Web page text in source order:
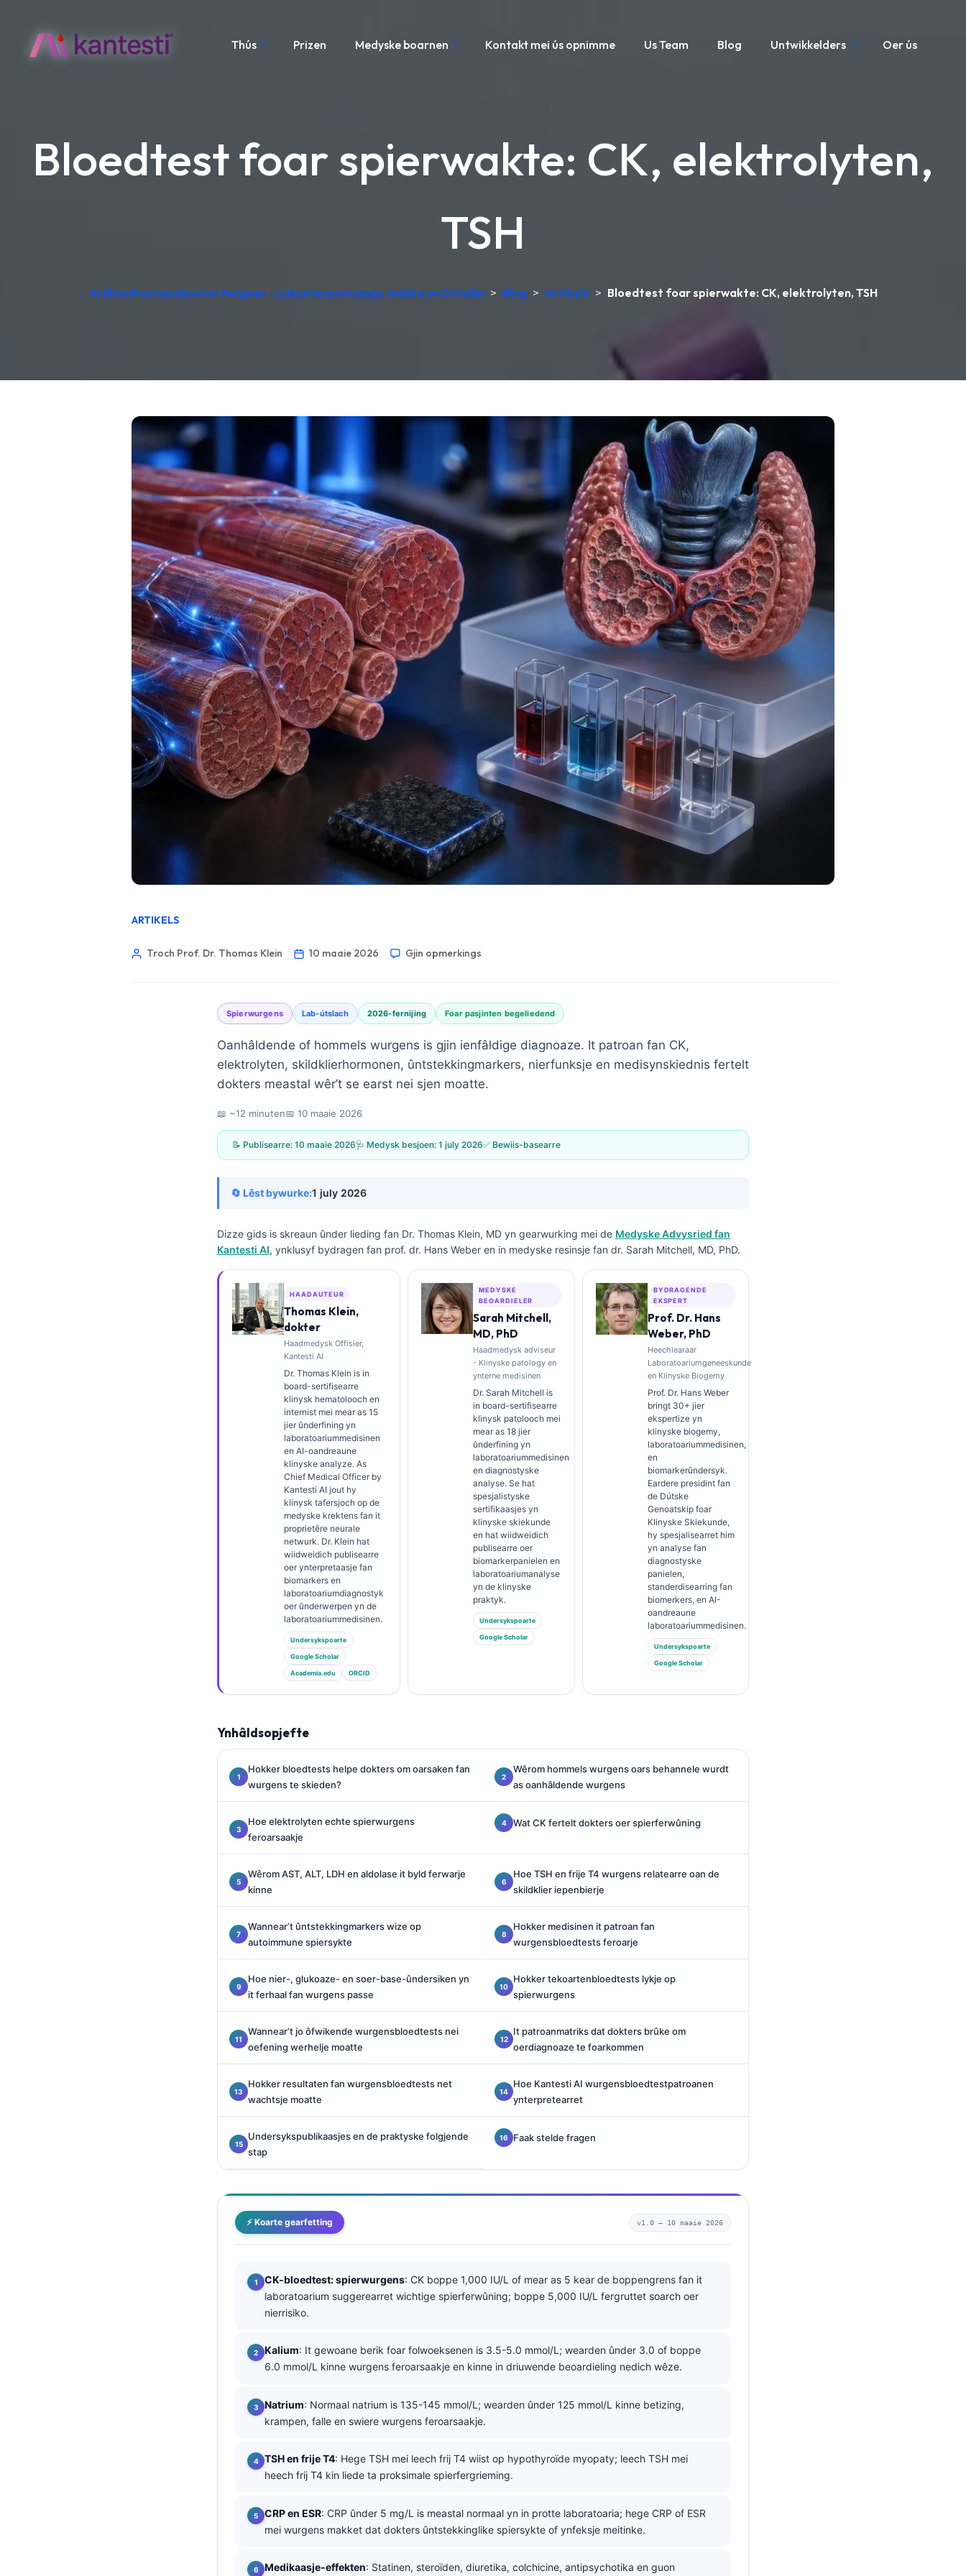
Thús Prizen Medyske boarnen Kontakt mei ús opnimme Us Team Blog Untwikkelders Oer ús
Bloedtest foar spierwakte: CK, elektrolyten,
TSH
AI Bloedtestanalysator Fergees - Labynterpretaasje, makke yn Dútslân > Blog > Artikels > Bloedtest foar spierwakte: CK, elektrolyten, TSH
ARTIKELS
Troch Prof. Dr. Thomas Klein 10 maaie 2026 Gjin opmerkings
Spierwurgens Lab-útslach 2026-fernijing Foar pasjinten begeliedend
Oanhâldende of hommels wurgens is gjin ienfâldige diagnoaze. It patroan fan CK,
elektrolyten, skildklierhormonen, ûntstekkingmarkers, nierfunksje en medisynskiednis fertelt
dokters meastal wêr’t se earst nei sjen moatte.
📖 ~12 minuten📅 10 maaie 2026
📝 Publisearre: 10 maaie 2026🩺 Medysk besjoen: 1 july 2026✅ Bewiis-basearre
🔄 Lêst bywurke:1 july 2026
Dizze gids is skreaun ûnder lieding fan Dr. Thomas Klein, MD yn gearwurking mei de Medyske Advysried fan
Kantesti AI, ynklusyf bydragen fan prof. dr. Hans Weber en in medyske resinsje fan dr. Sarah Mitchell, MD, PhD.
HAADAUTEUR
Thomas Klein,
dokter
Haadmedysk Offisier,
Kantesti AI
Dr. Thomas Klein is in
board-sertifisearre
klinysk hematolooch en
internist mei mear as 15
jier ûnderfining yn
laboratoariummedisinen
en AI-oandreaune
klinyske analyze. As
Chief Medical Officer by
Kantesti AI jout hy
klinysk tafersjoch op de
medyske krektens fan it
proprietêre neurale
netwurk. Dr. Klein hat
wiidweidich publisearre
oer ynterpretaasje fan
biomarkers en
laboratoariumdiagnostyk
oer ûnderwerpen yn de
laboratoariummedisinen.
Undersykspoarte
Google Scholar
Academia.edu ORCID
MEDYSKE
BEOARDIELER
Sarah Mitchell,
MD, PhD
Haadmedysk adviseur
- Klinyske patology en
ynterne medisinen
Dr. Sarah Mitchell is
in board-sertifisearre
klinysk patolooch mei
mear as 18 jier
ûnderfining yn
laboratoariummedisinen
en diagnostyske
analyse. Se hat
spesjalistyske
sertifikaasjes yn
klinyske skiekunde
en hat wiidweidich
publisearre oer
biomarkerpanielen en
laboratoariumanalyse
yn de klinyske
praktyk.
Undersykspoarte
Google Scholar
BYDRAGENDE
EKSPERT
Prof. Dr. Hans
Weber, PhD
Heechlearaar
Laboratoariumgeneeskunde
en Klinyske Biogemy
Prof. Dr. Hans Weber
bringt 30+ jier
ekspertize yn
klinyske biogemy,
laboratoariummedisinen,
en
biomarkerûndersyk.
Eardere presidint fan
de Dútske
Genoatskip foar
Klinyske Skiekunde,
hy spesjalisearret him
yn analyse fan
diagnostyske
panielen,
standerdisearring fan
biomerkers, en AI-
oandreaune
laboratoariummedisinen.
Undersykspoarte
Google Scholar
Ynhâldsopjefte
Hokker bloedtests helpe dokters om oarsaken fan
wurgens te skieden?
Wêrom hommels wurgens oars behannele wurdt
as oanhâldende wurgens
Hoe elektrolyten echte spierwurgens
feroarsaakje
Wat CK fertelt dokters oer spierferwûning
Wêrom AST, ALT, LDH en aldolase it byld ferwarje
kinne
Hoe TSH en frije T4 wurgens relatearre oan de
skildklier iepenbierje
Wannear’t ûntstekkingmarkers wize op
autoimmune spiersykte
Hokker medisinen it patroan fan
wurgensbloedtests feroarje
Hoe nier-, glukoaze- en soer-base-ûndersiken yn
it ferhaal fan wurgens passe
Hokker tekoartenbloedtests lykje op
spierwurgens
Wannear’t jo ôfwikende wurgensbloedtests nei
oefening werhelje moatte
It patroanmatriks dat dokters brûke om
oerdiagnoaze te foarkommen
Hokker resultaten fan wurgensbloedtests net
wachtsje moatte
Hoe Kantesti AI wurgensbloedtestpatroanen
ynterpretearret
Undersykspublikaasjes en de praktyske folgjende
stap
Faak stelde fragen
⚡ Koarte gearfetting v1.0 — 10 maaie 2026
CK-bloedtest: spierwurgens: CK boppe 1,000 IU/L of mear as 5 kear de boppengrens fan it
laboratoarium suggerearret wichtige spierferwûning; boppe 5,000 IU/L fergruttet soarch oer
nierrisiko.
Kalium: It gewoane berik foar folwoeksenen is 3.5-5.0 mmol/L; wearden ûnder 3.0 of boppe
6.0 mmol/L kinne wurgens feroarsaakje en kinne in driuwende beoardieling nedich wêze.
Natrium: Normaal natrium is 135-145 mmol/L; wearden ûnder 125 mmol/L kinne betizing,
krampen, falle en swiere wurgens feroarsaakje.
TSH en frije T4: Hege TSH mei leech frij T4 wiist op hypothyroïde myopaty; leech TSH mei
heech frij T4 kin liede ta proksimale spierfergrieming.
CRP en ESR: CRP ûnder 5 mg/L is meastal normaal yn in protte laboratoaria; hege CRP of ESR
mei wurgens makket dat dokters ûntstekkinglike spiersykte of ynfeksje meitinke.
Medikaasje-effekten: Statinen, steroïden, diuretika, colchicine, antipsychotika en guon